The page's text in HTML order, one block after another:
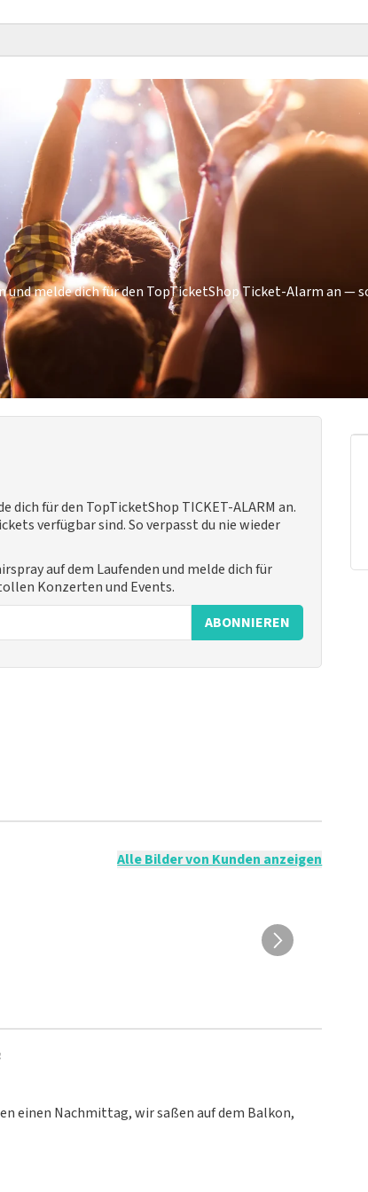
melde dich für den TopTicketShop Ticket-Alarm an —
für den TopTicketShop TICKET-ALARM an.
verfügbar sind. So verpasst du nie wieder
auf dem Laufenden und melde dich für
Konzerten und Events.
ABONNIEREN
eine Bewertung abzugeben, wenn du keine
wird.
Alle Bilder von Kunden anzeigen
einen Nachmittag, wir saßen auf dem Balkon,